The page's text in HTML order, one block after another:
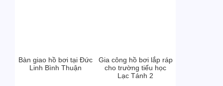
Bàn giao hồ bơi tại Đức
Linh Bình Thuận
Gia công hồ bơi lắp ráp
cho trường tiểu học
Lạc Tánh 2